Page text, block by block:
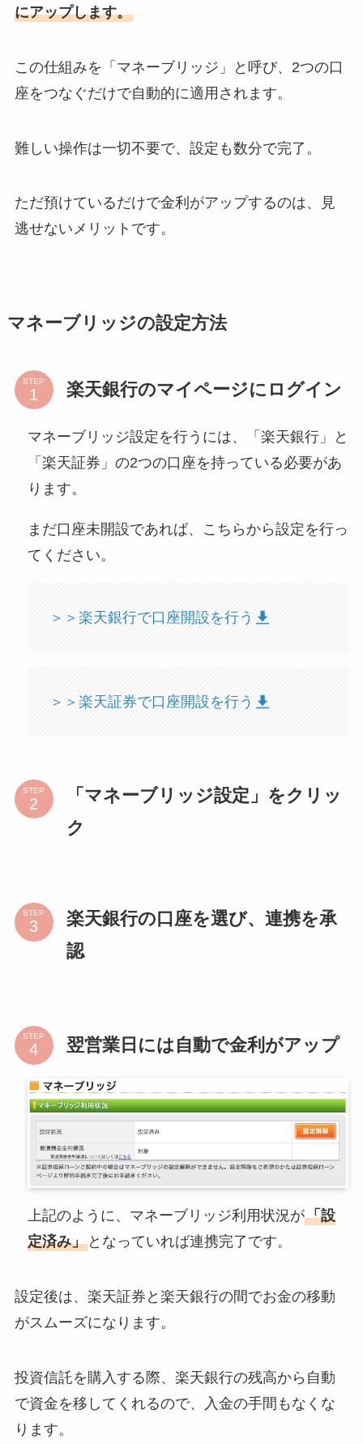
にアップします。
この仕組みを「マネーブリッジ」と呼び、2つの口
座をつなぐだけで自動的に適用されます。
難しい操作は一切不要で、設定も数分で完了。
ただ預けているだけで金利がアップするのは、見
逃せないメリットです。
マネーブリッジの設定方法
STEP 楽天銀行のマイページにログイン
マネーブリッジ設定を行うには、「楽天銀行」と
「楽天証券」の2つの口座を持っている必要があ
ります。
まだ口座未開設であれば、こちらから設定を行っ
てください。
＞＞楽天銀行で口座開設を行う
＞＞楽天証券で口座開設を行う
STEP
「マネーブリッジ設定」をクリッ
ク
STEP
楽天銀行の口座を選び、連携を承
認
STEP 翌営業日には自動で金利がアップ
上記のように、マネーブリッジ利用状況が「設
定済み」となっていれば連携完了です。
設定後は、楽天証券と楽天銀行の間でお金の移動
がスムーズになります。
投資信託を購入する際、楽天銀行の残高から自動
で資金を移してくれるので、入金の手間もなくな
ります。